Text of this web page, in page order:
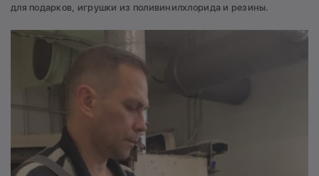
для подарков, игрушки из поливинилхлорида и резины.